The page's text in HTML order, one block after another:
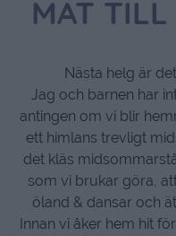
MAT
Nästa helg är
Jag och barnen har
antingen om vi blir
ett himlans trevligt
det kläs
som vi brukar göra,
öland & dansar och
Innan vi åker hem hit